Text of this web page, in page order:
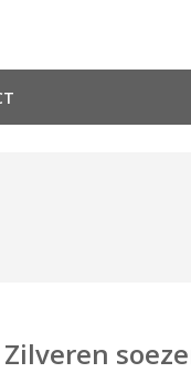
Zilveren